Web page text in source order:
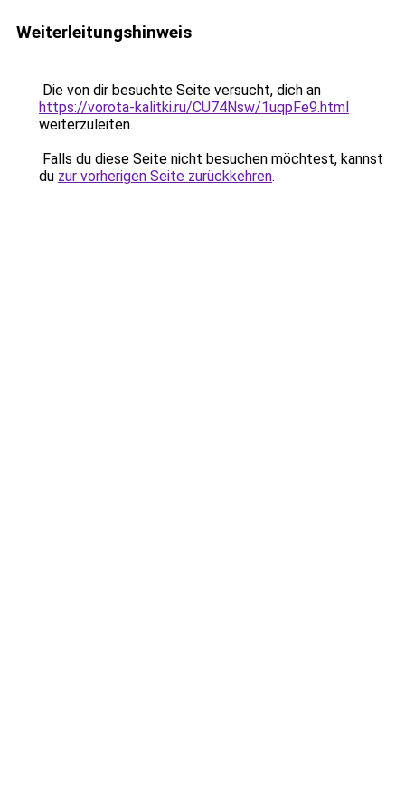
Weiterleitungshinweis
Die von dir besuchte Seite versucht, dich an
https://vorota-kalitki.ru/CU74Nsw/1uqpFe9.html
weiterzuleiten.
Falls du diese Seite nicht besuchen möchtest, kannst
du zur vorherigen Seite zurückkehren.